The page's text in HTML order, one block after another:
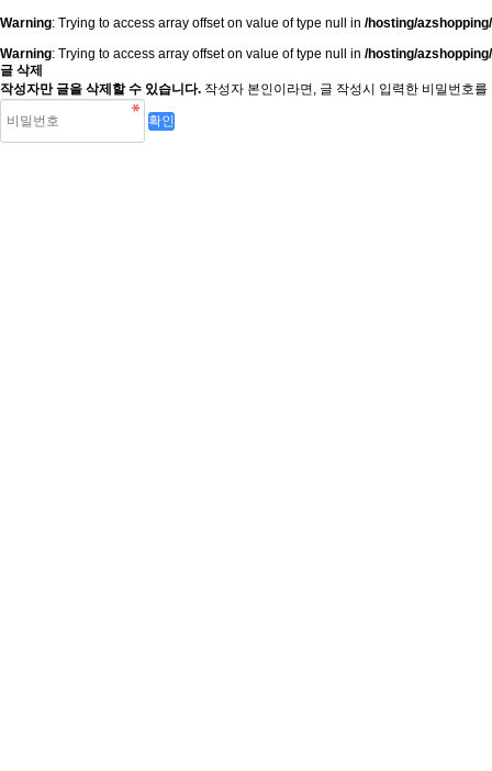
Warning: Trying to access array offset on value of type null in /hosting/
Warning: Trying to access array offset on value of type null in /hosting/
글 삭제
작성자만 글을 삭제할 수 있습니다. 작성자 본인이라면, 글 작성시 입력한 비밀번호